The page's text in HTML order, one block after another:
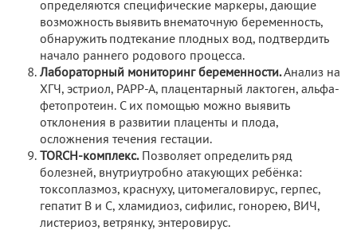
определяются специфические маркеры, дающие
возможность выявить внематочную беременность,
обнаружить подтекание плодных вод, подтвердить
начало раннего родового процесса.
Лабораторный мониторинг беременности.Анализ на
ХГЧ, эстриол, РАРР-А, плацентарный лактоген, альфа-
фетопротеин. С их помощью можно выявить
отклонения в развитии плаценты и плода,
осложнения течения гестации.
TORCH-комплекс.Позволяет определить ряд
болезней, внутриутробно атакующих ребёнка:
токсоплазмоз, краснуху, цитомегаловирус, герпес,
гепатит В и С, хламидиоз, сифилис, гонорею, ВИЧ,
листериоз, ветрянку, энтеровирус.